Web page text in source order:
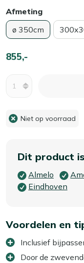
Afmeting
ø 350cm
855,-
Niet op voorraad
Dit product
Almelo
Eindhoven
Voordelen en
Inclusief
Door de